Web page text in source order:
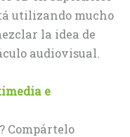
utilizando mucho
la idea de
audiovisual.
e
Compártelo